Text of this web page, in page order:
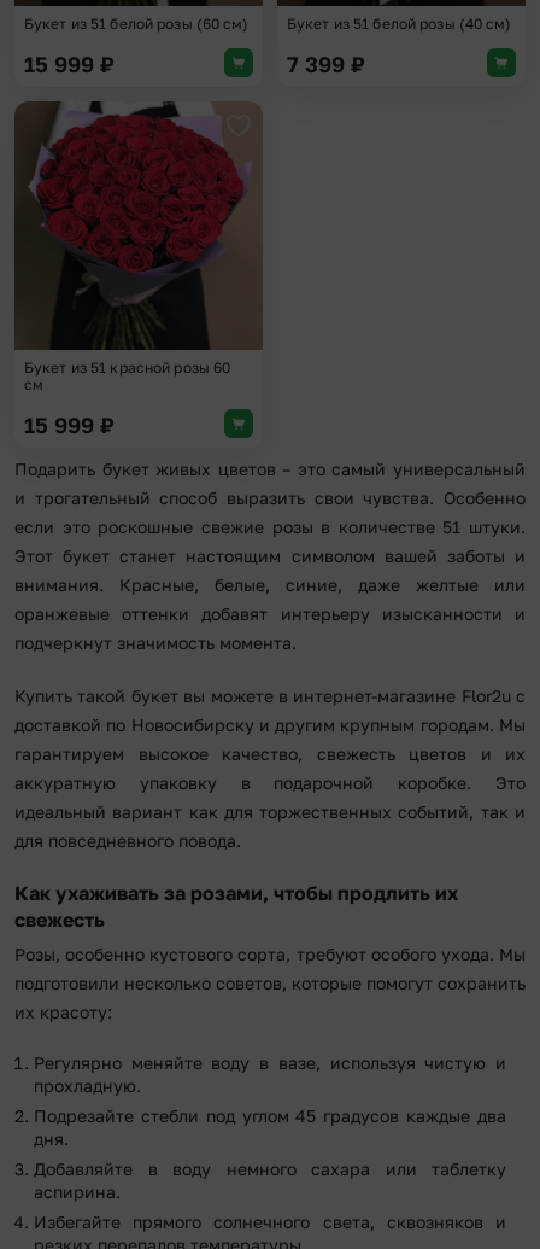
Букет из 51 белой розы (60 см)
15 999 ₽
Букет из 51 белой розы (40 см)
7 399 ₽
Букет из 51 красной розы 60
см
15 999 ₽
Подарить букет живых цветов – это самый универсальный
и трогательный способ выразить свои чувства. Особенно
если это роскошные свежие розы в количестве 51 штуки.
Этот букет станет настоящим символом вашей заботы и
внимания. Красные, белые, синие, даже желтые или
оранжевые оттенки добавят интерьеру изысканности и
подчеркнут значимость момента.
Купить такой букет вы можете в интернет-магазине Flor2u с
доставкой по Новосибирску и другим крупным городам. Мы
гарантируем высокое качество, свежесть цветов и их
аккуратную упаковку в подарочной коробке. Это
идеальный вариант как для торжественных событий, так и
для повседневного повода.
Как ухаживать за розами, чтобы продлить их
свежесть
Розы, особенно кустового сорта, требуют особого ухода. Мы
подготовили несколько советов, которые помогут сохранить
их красоту:
Регулярно меняйте воду в вазе, используя чистую и
прохладную.
Подрезайте стебли под углом 45 градусов каждые два
дня.
Добавляйте в воду немного сахара или таблетку
аспирина.
Избегайте прямого солнечного света, сквозняков и
резких перепадов температуры.